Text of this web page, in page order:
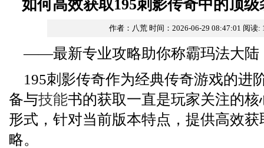
如何高效获取195刺影传奇中的顶
作者：八荒 时间：2026-06-29 08:47:01 阅读:
——最新专业攻略助你称霸玛法大陆
195刺影传奇作为经典传奇游戏的进
备与技能书的获取一直是玩家关注的
形式，针对当前版本特点，提供高效
略。